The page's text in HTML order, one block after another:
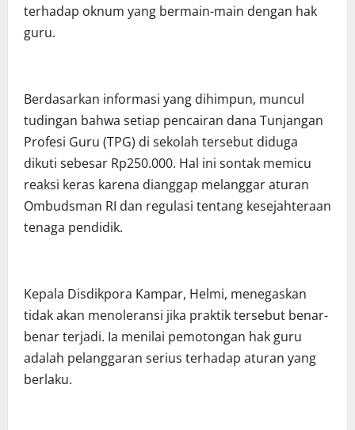
terhadap oknum yang bermain-main dengan hak
guru.
Berdasarkan informasi yang dihimpun, muncul
tudingan bahwa setiap pencairan dana Tunjangan
Profesi Guru (TPG) di sekolah tersebut diduga
dikuti sebesar Rp250.000. Hal ini sontak memicu
reaksi keras karena dianggap melanggar aturan
Ombudsman RI dan regulasi tentang kesejahteraan
tenaga pendidik.
Kepala Disdikpora Kampar, Helmi, menegaskan
tidak akan menoleransi jika praktik tersebut benar-
benar terjadi. Ia menilai pemotongan hak guru
adalah pelanggaran serius terhadap aturan yang
berlaku.